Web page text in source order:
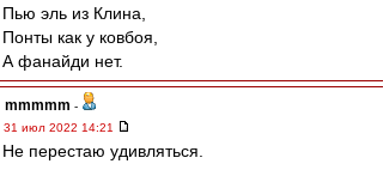
Пью эль из Клина,
Понты как у ковбоя,
А фанайди нет.
mmmmm -
31 июл 2022 14:21
Не перестаю удивляться.